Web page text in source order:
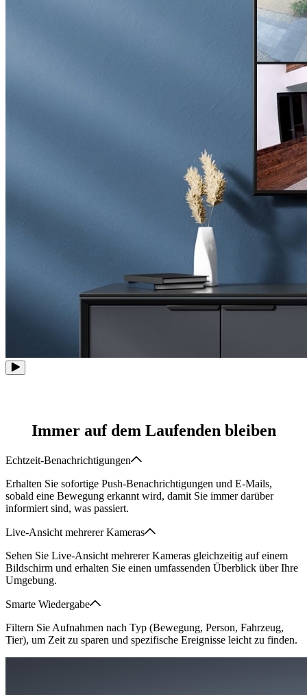
Immer auf dem Laufenden bleiben
Echtzeit-Benachrichtigungen
Erhalten Sie sofortige Push-Benachrichtigungen und E-Mails,
sobald eine Bewegung erkannt wird, damit Sie immer darüber
informiert sind, was passiert.
Live-Ansicht mehrerer Kameras
Sehen Sie Live-Ansicht mehrerer Kameras gleichzeitig auf einem
Bildschirm und erhalten Sie einen umfassenden Überblick über Ihre
Umgebung.
Smarte Wiedergabe
Filtern Sie Aufnahmen nach Typ (Bewegung, Person, Fahrzeug,
Tier), um Zeit zu sparen und spezifische Ereignisse leicht zu finden.